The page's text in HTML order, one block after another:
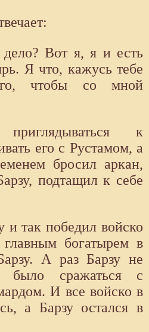
Вот я, я и есть
Я что, кажусь тебе
чтобы со мной
к
его с Рустамом, а
бросил аркан,
подтащил к себе
и так победил войско
богатырем в
А раз Барзу не
сражаться с
И все войско в
а Барзу остался в